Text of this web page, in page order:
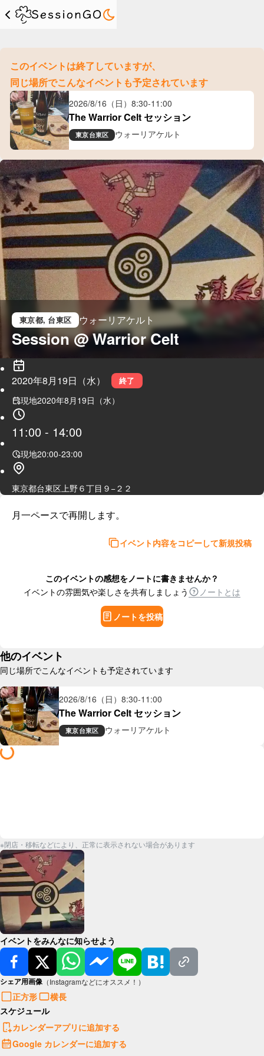
このイベントは終了していますが、
同じ場所でこんなイベントも予定されています
2026/8/16（日） 8:30-11:00
The Warrior Celt セッション
東京台東区 ウォーリアケルト
東京都, 台東区 ウォーリアケルト
Session @ Warrior Celt
2020年8月19日（水） 終了
現地2020年8月19日（水）
11:00 - 14:00
現地20:00-23:00
東京都台東区上野６丁目９−２２
月一ペースで再開します。
イベント内容をコピーして新規投稿
このイベントの感想をノートに書きませんか？
イベントの雰囲気や楽しさを共有しましょう
ノートとは
ノートを投稿
他のイベント
同じ場所でこんなイベントも予定されています
2026/8/16（日） 8:30-11:00
The Warrior Celt セッション
東京台東区 ウォーリアケルト
※閉店・移転などにより、正常に表示されない場合があります
イベントをみんなに知らせよう
シェア用画像 （Instagramなどにオススメ！）
正方形
横長
スケジュール
カレンダーアプリに追加する
Google カレンダーに追加する